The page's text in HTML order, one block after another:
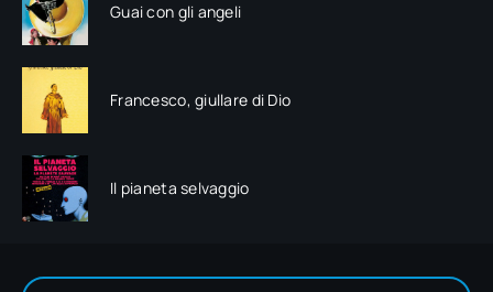
Guai con gli angeli
Francesco, giullare di Dio
Il pianeta selvaggio